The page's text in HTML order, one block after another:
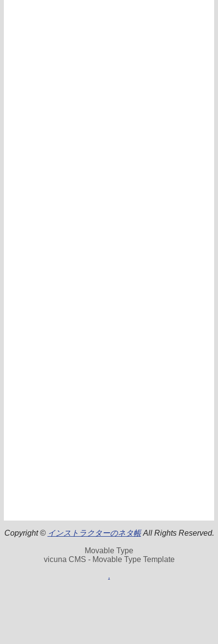
Copyright © インストラクターのネタ帳All Rights Reserved.
Movable Type
vicuna CMS - Movable Type Template
.